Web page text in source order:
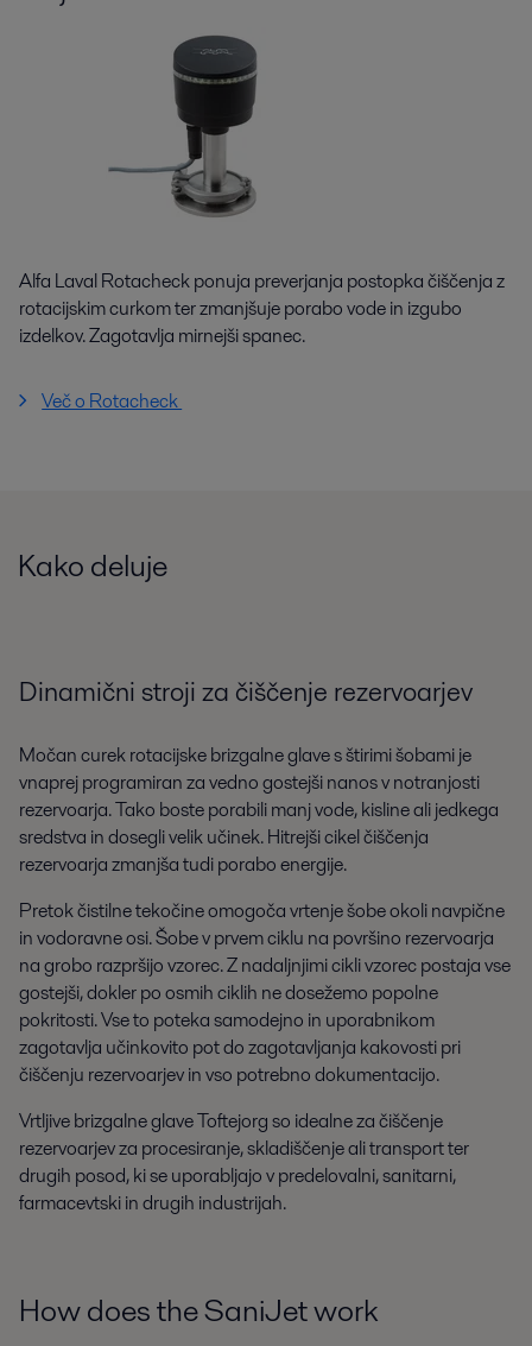
Alfa Laval Rotacheck ponuja preverjanja postopka čiščenja z
rotacijskim curkom ter zmanjšuje porabo vode in izgubo
izdelkov. Zagotavlja mirnejši spanec.
Več o Rotacheck
Kako deluje
Dinamični stroji za čiščenje rezervoarjev
Močan curek rotacijske brizgalne glave s štirimi šobami je
vnaprej programiran za vedno gostejši nanos v notranjosti
rezervoarja. Tako boste porabili manj vode, kisline ali jedkega
sredstva in dosegli velik učinek. Hitrejši cikel čiščenja
rezervoarja zmanjša tudi porabo energije.
Pretok čistilne tekočine omogoča vrtenje šobe okoli navpične
in vodoravne osi. Šobe v prvem ciklu na površino rezervoarja
na grobo razpršijo vzorec. Z nadaljnjimi cikli vzorec postaja vse
gostejši, dokler po osmih ciklih ne dosežemo popolne
pokritosti. Vse to poteka samodejno in uporabnikom
zagotavlja učinkovito pot do zagotavljanja kakovosti pri
čiščenju rezervoarjev in vso potrebno dokumentacijo.
Vrtljive brizgalne glave Toftejorg so idealne za čiščenje
rezervoarjev za procesiranje, skladiščenje ali transport ter
drugih posod, ki se uporabljajo v predelovalni, sanitarni,
farmacevtski in drugih industrijah.
How does the SaniJet work